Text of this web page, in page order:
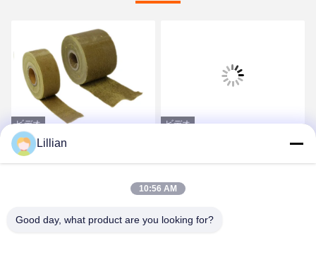
ビデオ
非織物 防腐用ペトロラ
тумテープ 積 1.5Kg/sqm
最良 の 価格 を 入手 する
ビデオ
パイプラインフレンズ用
の防腐脂テープ
最良 の 価格 を 入手 する
Lillian
10:56 AM
Good day, what product are you looking for?